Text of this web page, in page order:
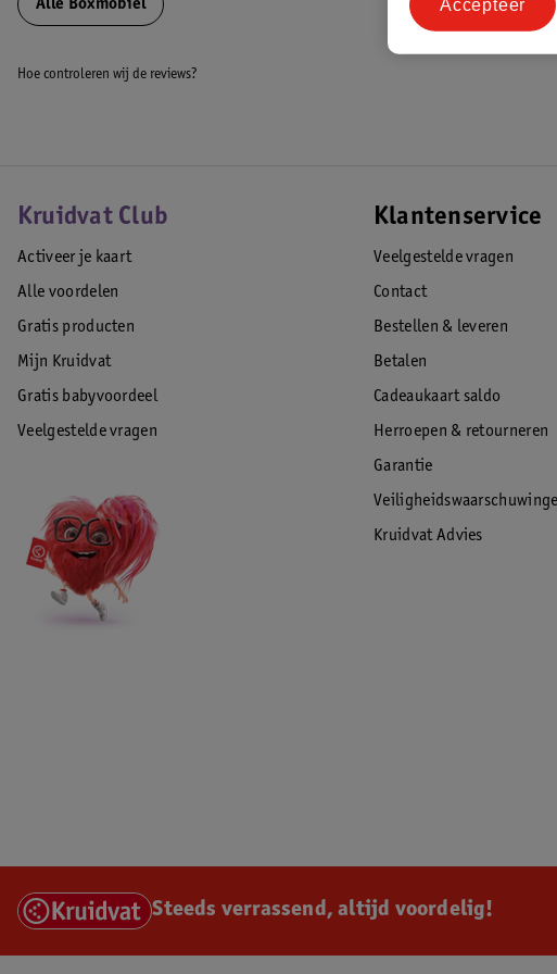
Alle Boxmobiel
Hoe controleren wij de reviews?
Kruidvat Club
Activeer je kaart
Alle voordelen
Gratis producten
Mijn Kruidvat
Gratis babyvoordeel
Veelgestelde vragen
Klantenservice
Veelgestelde vragen
Contact
Bestellen & leveren
Betalen
Cadeaukaart saldo
Herroepen & retourneren
Garantie
Kruidvat Advies
Steeds verrassend, altijd voordelig!
Accepteer